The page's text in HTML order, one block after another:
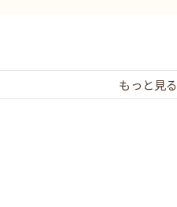
もっと見る